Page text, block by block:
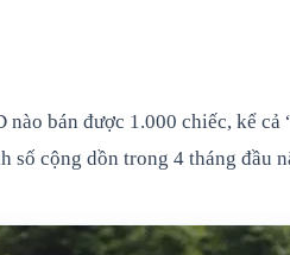
bán được 1.000 chiếc, kể
cộng dồn trong 4 tháng đầu